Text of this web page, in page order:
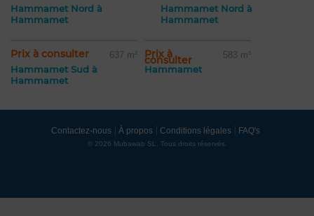
Hammamet Nord à
Hammamet
Hammamet Nord à
Hammamet
Prix à consulter 637 m²
Hammamet Sud à
Hammamet
Prix à
consulter 583 m²
Hammamet
Contactez-nous À propos Conditions légales FAQ's
© 2026 Mubawab SL. Tous droits réservés.